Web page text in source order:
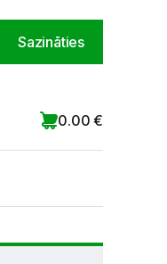
Sazināties
0.00 €